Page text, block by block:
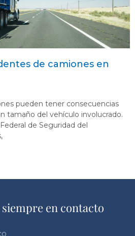
de camiones en
pueden tener consecuencias
tamaño del vehículo involucrado.
de Seguridad del
en contacto